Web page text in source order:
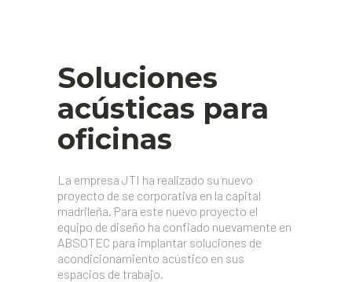
Soluciones
acústicas para
oficinas
La empresa JTI ha realizado su nuevo
proyecto de se corporativa en la capital
madrileña. Para este nuevo proyecto el
equipo de diseño ha confiado nuevamente en
ABSOTEC para implantar soluciones de
acondicionamiento acústico en sus
espacios de trabajo.